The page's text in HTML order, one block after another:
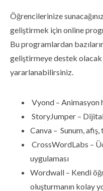
Öğrencilerinize
geliştirmek için online
Bu programlardan
geliştirmeye destek
yararlanabilirsiniz.
Vyond – Animasyon
StoryJumper –
Canva – Sunum, afiş,
CrossWordLabs –
uygulaması
Wordwall – Kendi
oluşturmanın kolay